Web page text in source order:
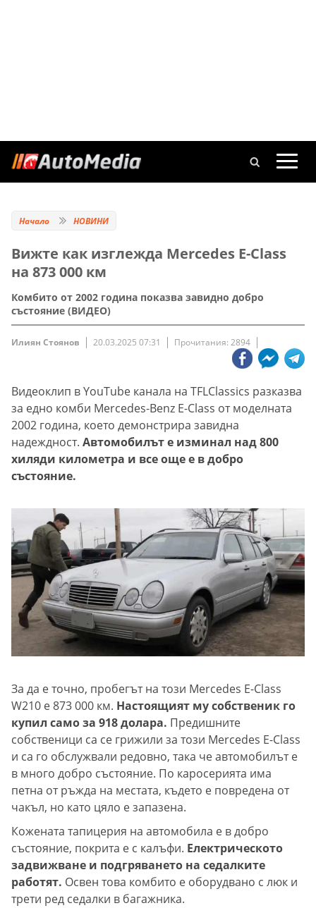
Начало НОВИНИ
Вижте как изглежда Mercedes E-Class
на 873 000 км
Комбито от 2002 година показва завидно добро
състояние (ВИДЕО)
Илиян Стоянов 20.03.2025 07:31 Прочитания: 2894
Видеоклип в YouTube канала на TFLClassics разказва
за едно комби Mercedes-Benz E-Class от моделната
2002 година, което демонстрира завидна
надеждност. Автомобилът е изминал над 800
хиляди километра и все още е в добро
състояние.
За да е точно, пробегът на този Mercedes E-Class
W210 е 873 000 км. Настоящият му собственик го
купил само за 918 долара. Предишните
собственици са се грижили за този Mercedes E-Class
и са го обслужвали редовно, така че автомобилът е
в много добро състояние. По каросерията има
петна от ръжда на местата, където е повредена от
чакъл, но като цяло е запазена.
Кожената тапицерия на автомобила е в добро
състояние, покрита е с калъфи. Електрическото
задвижване и подгряването на седалките
работят. Освен това комбито е оборудвано с люк и
трети ред седалки в багажника.